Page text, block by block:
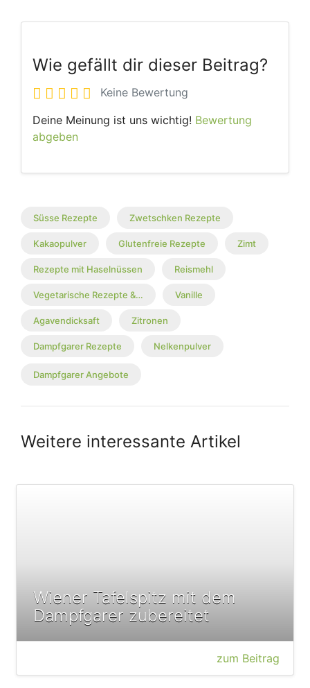
Wie gefällt dir dieser Beitrag?
Keine Bewertung
Deine Meinung ist uns wichtig! Bewertung
abgeben
Süsse Rezepte Zwetschken Rezepte
Kakaopulver Glutenfreie Rezepte Zimt
Rezepte mit Haselnüssen Reismehl
Vegetarische Rezepte &… Vanille
Agavendicksaft Zitronen
Dampfgarer Rezepte Nelkenpulver
Dampfgarer Angebote
Weitere interessante Artikel
Wiener Tafelspitz mit dem
Dampfgarer zubereitet
zum Beitrag